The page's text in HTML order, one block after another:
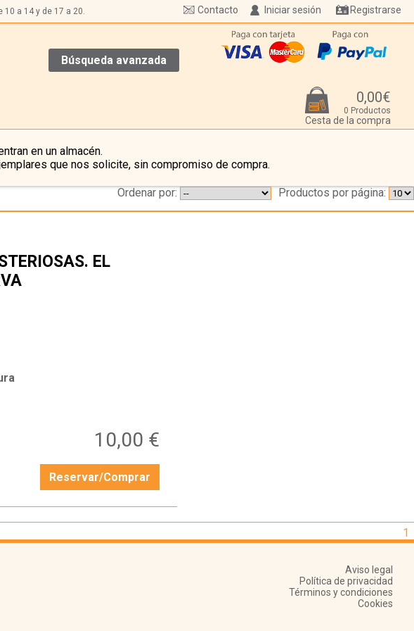
10 a 14 y de 17 a 20. Iniciar sesión Registrarse
Contacto
Búsqueda avanzada
0,00€
0 Productos
Cesta de la compra
en un almacén.
que nos solicite, sin compromiso de compra.
Productos por página:
Ordenar por:
EL
10,00 €
Reservar/Comprar
1
Aviso legal
Política de privacidad
Términos y condiciones
Cookies